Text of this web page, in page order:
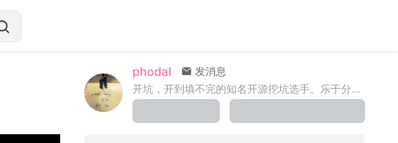
phodal
发消息
开坑，开到填不完的知名开源挖坑选手。乐于分享软件开发经验，以帮助开发人员创建更好的 KPI。